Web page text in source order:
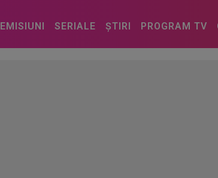
EMISIUNI SERIALE ȘTIRI PROGRAM TV